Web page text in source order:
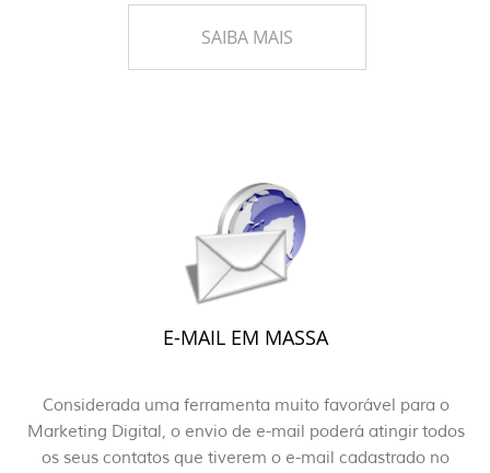
SAIBA MAIS
E-MAIL EM MASSA
Considerada uma ferramenta muito favorável para o
Marketing Digital, o envio de e-mail poderá atingir todos
os seus contatos que tiverem o e-mail cadastrado no